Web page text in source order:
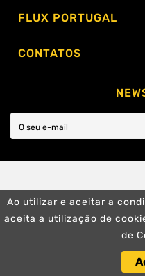
Ao utilizar e aceitar a
aceita a utilização de
de
FLUX PORTUGAL
CONTATOS